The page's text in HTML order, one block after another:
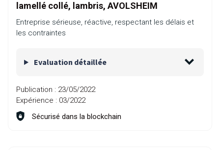
lamellé collé, lambris, AVOLSHEIM
Entreprise sérieuse, réactive, respectant les délais et
les contraintes
Evaluation détaillée
Publication : 23/05/2022
Expérience : 03/2022
Sécurisé dans la blockchain